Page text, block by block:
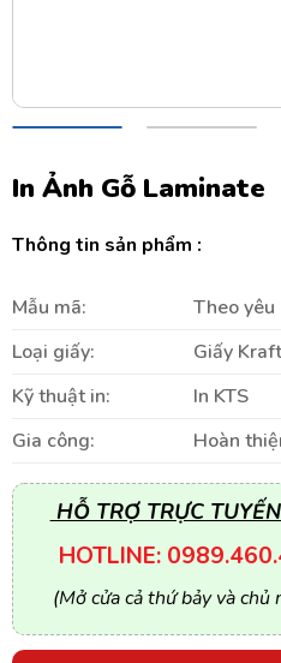
In Ảnh Gỗ Laminate
Thông tin sản phẩm :
Mẫu mã:
Theo yêu
Loại giấy:
Giấy Kraft
Kỹ thuật in:
In KTS
Gia công:
Hoàn
HỖ TRỢ TRỰC
HOTLINE:
(Mở cửa cả thứ bảy và chủ